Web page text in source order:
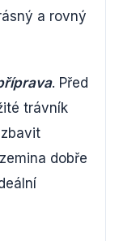
a rovný
. Před
trávník
dobře